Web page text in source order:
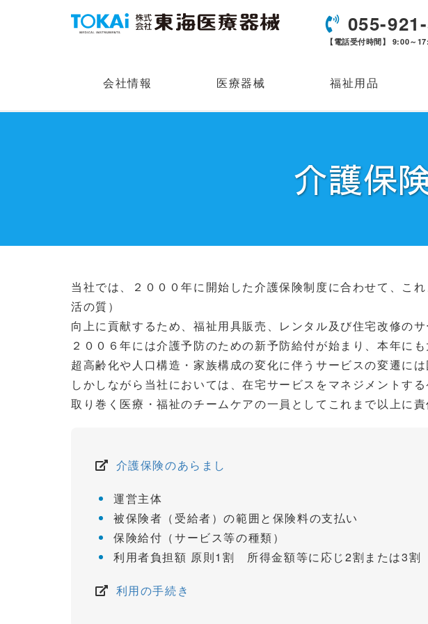
055-
【電話受付時間】 9:00～
会社情報 医療器械 福祉用品
介護保
当社では、２０００年に開始した介護保険制度に合わせて、こ
活の質）
向上に貢献するため、福祉用具販売、レンタル及び住宅改修のサ
２００６年には介護予防のための新予防給付が始まり、本年にも
超高齢化や人口構造・家族構成の変化に伴うサービスの変遷には
しかしながら当社においては、在宅サービスをマネジメントす
取り巻く医療・福祉のチームケアの一員としてこれまで以上に
介護保険のあらまし
運営主体
被保険者（受給者）の範囲と保険料の支払い
保険給付（サービス等の種類）
利用者負担額 原則1割 所得金額等に応じ2割または3割
利用の手続き